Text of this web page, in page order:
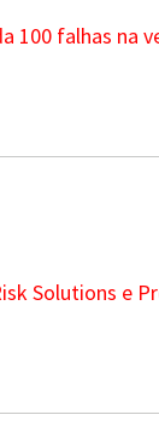
100 falhas na
Solutions e